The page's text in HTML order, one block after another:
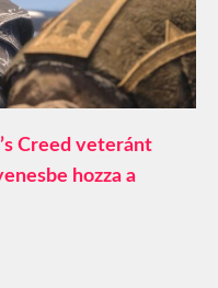
Creed veteránt
hozza a